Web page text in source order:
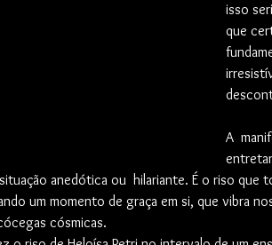
isso
que
A
anedótica ou  hilariante. É o riso que
um momento de graça em si, que vibra
cósmicas.